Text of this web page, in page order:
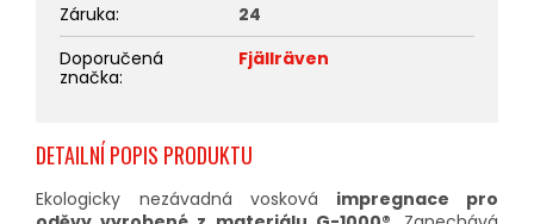
DETAILNÍ POPIS PRODUKTU
Ekologicky nezávadná vosková impregnace pro
Záruka:
24
Doporučená
značka:
Fjällräven